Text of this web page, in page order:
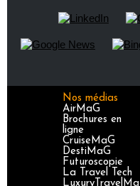
Nos médias
AirMaG
Brochures en
ligne
CruiseMaG
DestiMaG
Futuroscopie
La Travel Tech
LuxuryTravelMa